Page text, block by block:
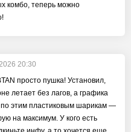
комбо, теперь можно
20:30
просто пушка! Установил,
летает без лагов, а графика
этим пластиковым шарикам —
на максимум. У кого есть